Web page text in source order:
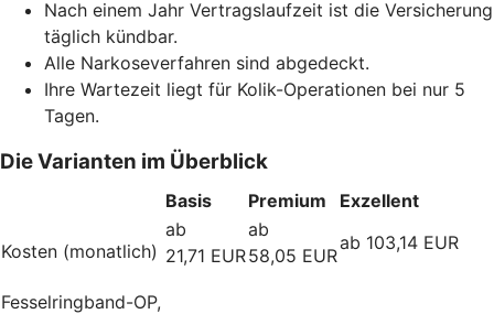
Nach einem Jahr Vertragslaufzeit ist die Versicherung
täglich kündbar.
Alle Narkoseverfahren sind abgedeckt.
Ihre Wartezeit liegt für Kolik-Operationen bei nur 5
Tagen.
Die Varianten im Überblick
Basis Premium Exzellent
Kosten (monatlich)
ab
21,71 EUR
ab
58,05 EUR
ab 103,14 EUR
Fesselringband-OP,